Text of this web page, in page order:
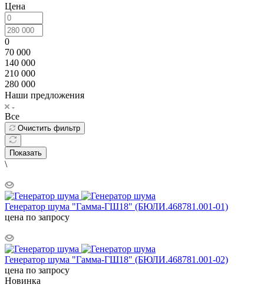
Цена
0
70 000
140 000
210 000
280 000
Наши предложения
Все
Очистить фильтр
Показать
\
Генератор шума "Гамма-ГШ18" (БЮЛИ.468781.001-01)
цена по запросу
Генератор шума "Гамма-ГШ18" (БЮЛИ.468781.001-02)
цена по запросу
Новинка